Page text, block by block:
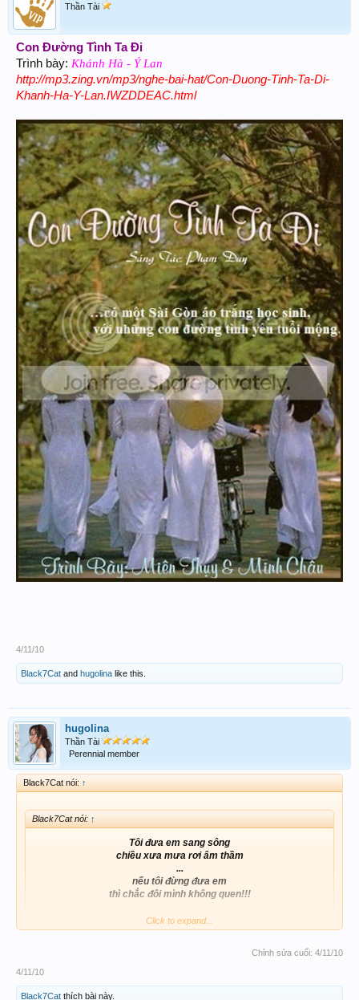
Thần Tài
Con Đường Tình Ta Đi
Trình bày: Khánh Hà - Ý Lan
http://mp3.zing.vn/mp3/nghe-bai-hat/Con-Duong-Tinh-Ta-Di-
Khanh-Ha-Y-Lan.IWZDDEAC.html
4/11/10
Black7Cat and hugolina like this.
hugolina
Thần Tài
Perennial member
Black7Cat nói: ↑
Black7Cat nói: ↑
Tôi đưa em sang sông
chiều xưa mưa rơi âm thầm
...
nếu tôi đừng đưa em
thì chắc đôi mình không quen!!!
Có duyên...không phận...còn động lại một chút luyến tiếc!!!
http://www.nhaccuatui.com/nghe?M=Tzyo4OjqOs
tui đưa em sang sông hen!
???????????????????????-
Click to expand...
Chỉnh sửa cuối: 4/11/10
4/11/10
Black7Cat thích bài này.